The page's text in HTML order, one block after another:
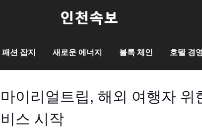
패션 잡지 새로운 에너지 블록 체인 호텔 경
마이리얼트립, 해외 여행자 위
비스 시작